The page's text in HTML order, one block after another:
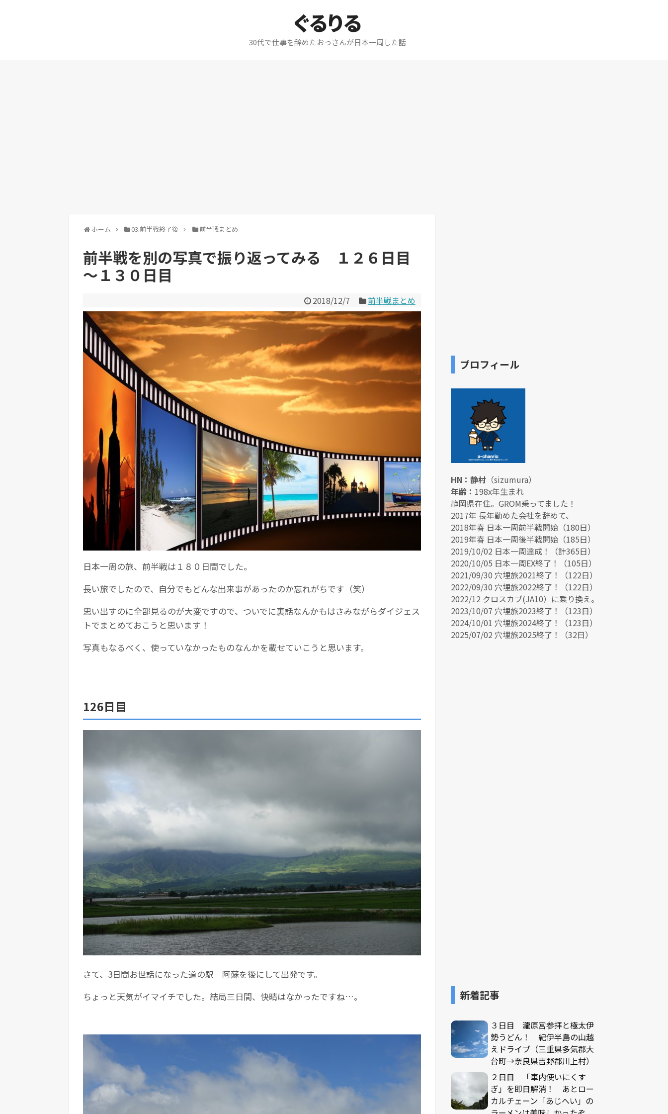
ぐるりる
30代で仕事を辞めたおっさんが日本一周した話
ホーム 03.前半戦終了後 前半戦まとめ
前半戦を別の写真で振り返ってみる １２６日目
～１３０日目
2018/12/7 前半戦まとめ
日本一周の旅、前半戦は１８０日間でした。
長い旅でしたので、自分でもどんな出来事があったのか忘れがちです（笑）
思い出すのに全部見るのが大変ですので、ついでに裏話なんかもはさみながらダイジェス
トでまとめておこうと思います！
写真もなるべく、使っていなかったものなんかを載せていこうと思います。
126日目
さて、3日間お世話になった道の駅 阿蘇を後にして出発です。
ちょっと天気がイマイチでした。結局三日間、快晴はなかったですね…。
プロフィール
HN：静村 （sizumura）
年齢： 198x年生まれ
静岡県在住。GROM乗ってました！
2017年 長年勤めた会社を辞めて、
2018年春 日本一周前半戦開始（180日）
2019年春 日本一周後半戦開始（185日）
2019/10/02 日本一周達成！（計365日）
2020/10/05 日本一周EX終了！（105日）
2021/09/30 穴埋旅2021終了！（122日）
2022/09/30 穴埋旅2022終了！（122日）
2022/12 クロスカブ(JA10）に乗り換え。
2023/10/07 穴埋旅2023終了！（123日）
2024/10/01 穴埋旅2024終了！（123日）
2025/07/02 穴埋旅2025終了！（32日）
新着記事
３日目 瀧原宮参拝と極太伊
勢うどん！ 紀伊半島の山越
えドライブ（三重県多気郡大
台町→奈良県吉野郡川上村）
２日目 「車内使いにくす
ぎ」を即日解消！ あとロー
カルチェーン「あじへい」の